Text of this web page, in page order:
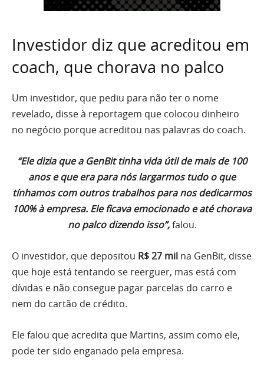
Investidor diz que acreditou em
coach, que chorava no palco
Um investidor, que pediu para não ter o nome
revelado, disse à reportagem que colocou dinheiro
no negócio porque acreditou nas palavras do coach.
“Ele dizia que a GenBit tinha vida útil de mais de 100
anos e que era para nós largarmos tudo o que
tínhamos com outros trabalhos para nos dedicarmos
100% à empresa. Ele ficava emocionado e até chorava
no palco dizendo isso”,falou.
O investidor, que depositou R$ 27 mil na GenBit, disse
que hoje está tentando se reerguer, mas está com
dívidas e não consegue pagar parcelas do carro e
nem do cartão de crédito.
Ele falou que acredita que Martins, assim como ele,
pode ter sido enganado pela empresa.